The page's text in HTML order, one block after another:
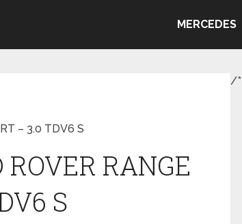
MERCEDES
– 3.0 TDV6 S
RANGE
S
/*